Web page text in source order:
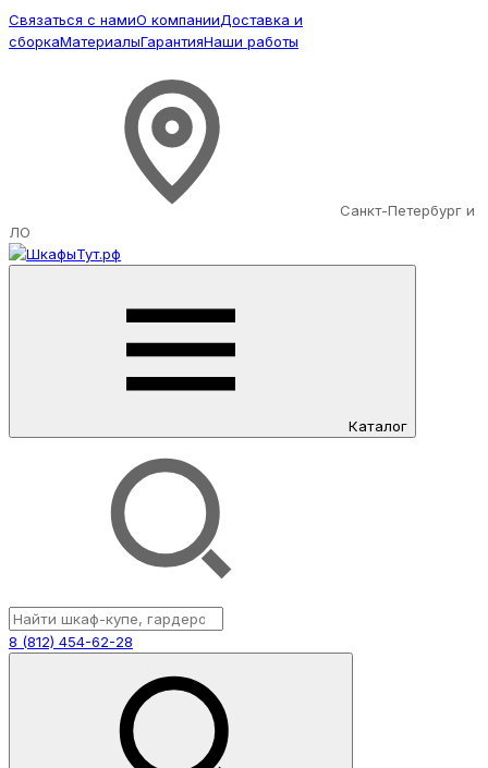
Связаться с намиО компанииДоставка и
сборкаМатериалыГарантияНаши работы
Санкт-Петербург и
ЛО
Каталог
8 (812) 454-62-28